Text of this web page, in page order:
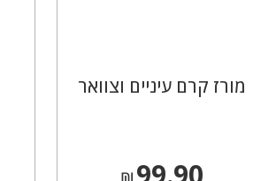
מורז קרם עיניים וצוואר